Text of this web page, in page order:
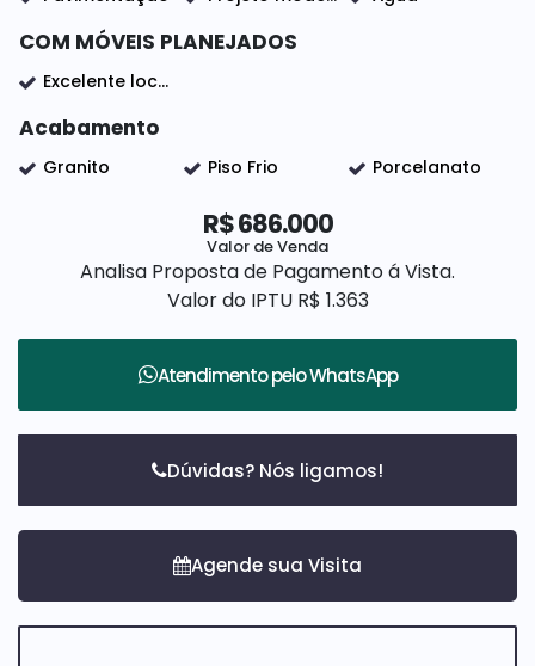
COM MÓVEIS PLANEJADOS
Excelente localização
Acabamento
Granito Piso Frio Porcelanato
R$686.000
Valor de Venda
Analisa Proposta de Pagamento á Vista.
Valor do IPTU R$ 1.363
Atendimento peloWhatsApp
Dúvidas? Nós ligamos!